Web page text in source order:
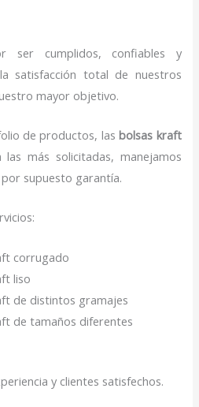
ser cumplidos, confiables y
satisfacción total de nuestros
mayor objetivo.
de productos, lasbolsas kraft
las más solicitadas, manejamos
supuesto garantía.
corrugado
liso
de distintos gramajes
de tamaños diferentes
y clientes satisfechos.